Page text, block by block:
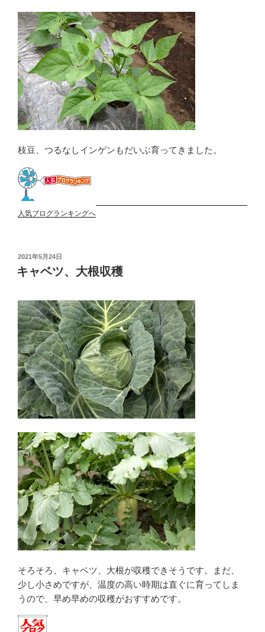
枝豆、つるなしインゲンもだいぶ育ってきました。
人気ブログランキングへ
投
稿
日:
2021年5月24日
キャベツ、大根収穫
そろそろ、キャベツ、大根が収穫できそうです。まだ、
少し小さめですが、温度の高い時期は直ぐに育ってしま
うので、早め早めの収穫がおすすめです。